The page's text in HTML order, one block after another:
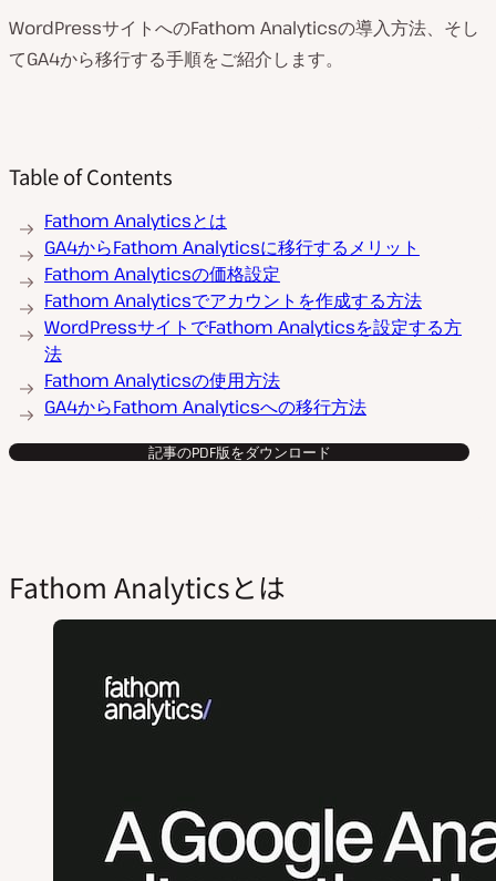
WordPressサイトへのFathom Analyticsの導入方法、そし
てGA4から移行する手順をご紹介します。
Table of Contents
Fathom Analyticsとは
GA4からFathom Analyticsに移行するメリット
Fathom Analyticsの価格設定
Fathom Analyticsでアカウントを作成する方法
WordPressサイトでFathom Analyticsを設定する方
法
Fathom Analyticsの使用方法
GA4からFathom Analyticsへの移行方法
記事のPDF版をダウンロード
Fathom Analyticsとは